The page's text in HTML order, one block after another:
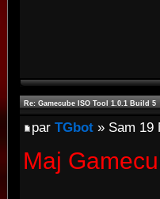
Re: Gamecube ISO Tool 1.0.1 Build 5
par TGbot » Sam 19
Maj